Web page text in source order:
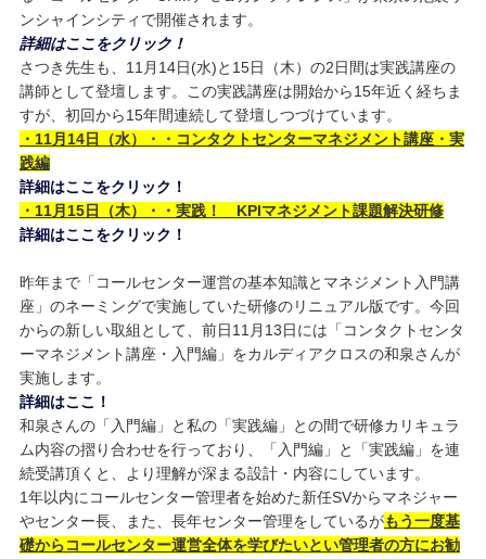
ンシャインシティで開催されます。
詳細はここをクリック！
さつき先生も、11月14日(水)と15日（木）の2日間は実践講座の
講師として登壇します。この実践講座は開始から15年近く経ちま
すが、初回から15年間連続して登壇しつづけています。
・11月14日（水）・・コンタクトセンターマネジメント講座・実
践編
詳細はここをクリック！
・11月15日（木）・・実践！ KPIマネジメント課題解決研修
詳細はここをクリック！
昨年まで「コールセンター運営の基本知識とマネジメント入門講
座」のネーミングで実施していた研修のリニュアル版です。今回
からの新しい取組として、前日11月13日には「コンタクトセンタ
ーマネジメント講座・入門編」をカルディアクロスの和泉さんが
実施します。
詳細はここ！
和泉さんの「入門編」と私の「実践編」との間で研修カリキュラ
ム内容の摺り合わせを行っており、「入門編」と「実践編」を連
続受講頂くと、より理解が深まる設計・内容にしています。
1年以内にコールセンター管理者を始めた新任SVからマネジャー
やセンター長、また、長年センター管理をしているがもう一度基
礎からコールセンター運営全体を学びたいとい管理者の方にお勧